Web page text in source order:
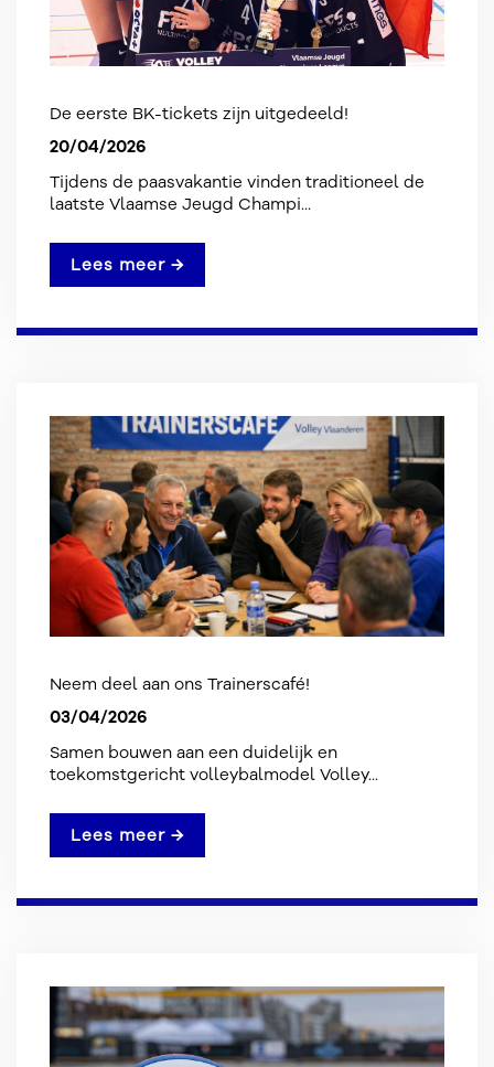
De eerste BK-tickets zijn uitgedeeld!
20/04/2026
Tijdens de paasvakantie vinden traditioneel de
laatste Vlaamse Jeugd Champi...
Lees meer →
Neem deel aan ons Trainerscafé!
03/04/2026
Samen bouwen aan een duidelijk en
toekomstgericht volleybalmodel Volley...
Lees meer →